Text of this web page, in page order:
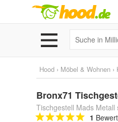
Hood › Möbel & Wohnen ›
Bronx71
Tischgestell Mads
1